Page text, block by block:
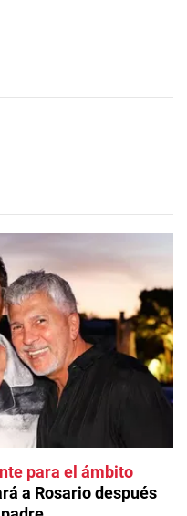
para el ámbito
a Rosario después